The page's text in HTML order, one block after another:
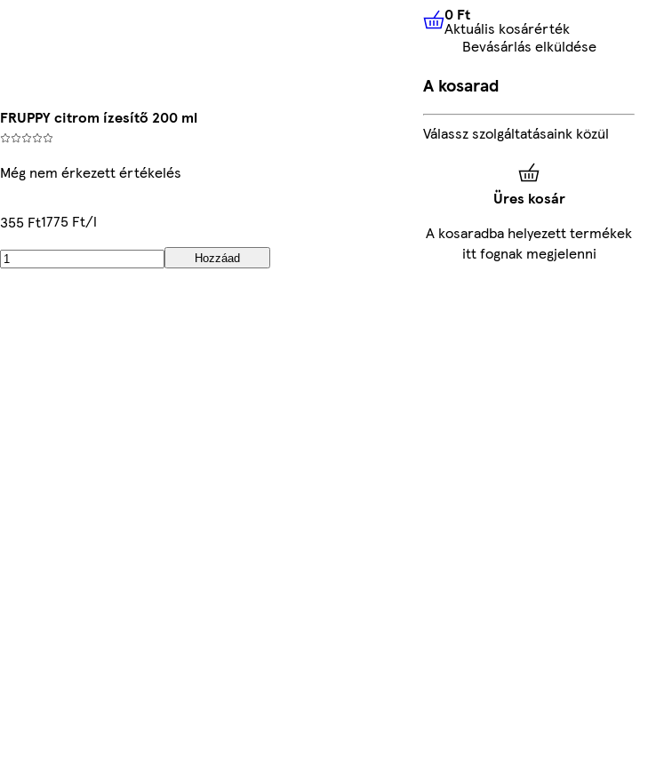
FRUPPY citrom ízesítő 200 ml
Még nem érkezett értékelés
355 Ft1775 Ft/l
Hozzáad
0 FtAktuális kosárérték
0 Ft
Aktuális kosárérték
Bevásárlás elküldése
A kosarad
Válassz szolgáltatásaink közül
Üres kosár
A kosaradba helyezett termékek
itt fognak megjelenni